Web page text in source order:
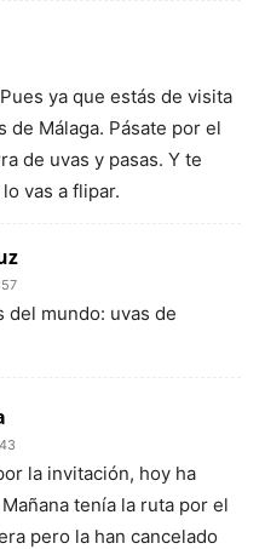
ya que estás de visita
de Málaga. Pásate por el
de uvas y pasas. Y te
vas a flipar.
del mundo: uvas de
la invitación, hoy ha
tenía la ruta por el
pero la han cancelado